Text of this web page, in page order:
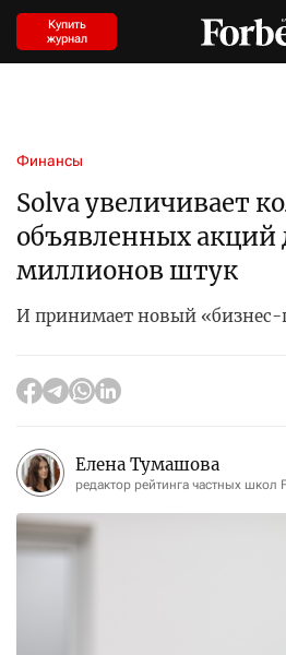
Купить
журнал
Финансы
Solva увеличивает
объявленных акций
миллионов штук
И принимает новый «бизнес-
Елена Тумашова
редактор рейтинга частных школ